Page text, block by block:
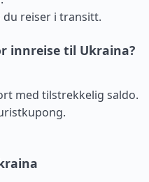
reiser i transitt.
innreise til Ukraina?
med tilstrekkelig saldo.